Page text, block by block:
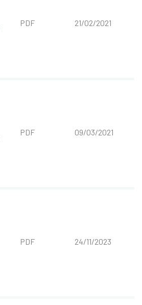
PDF 21/02/2021
PDF 09/03/2021
PDF 24/11/2023